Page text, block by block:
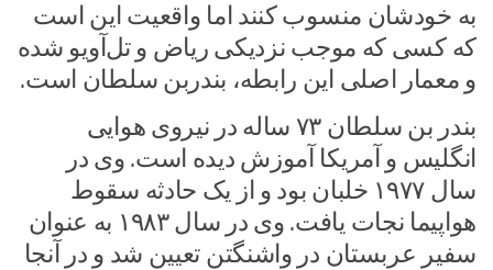
به خودشان منسوب کنند اما واقعیت این است
که کسی که موجب نزدیکی ریاض و تل‌آویو شده
و معمار اصلی این رابطه، بندربن سلطان است.
بندر بن سلطان ۷۳ ساله در نیروی هوایی
انگلیس و آمریکا آموزش دیده است. وی در
سال ۱۹۷۷ خلبان بود و از یک حادثه سقوط
هواپیما نجات یافت. وی در سال ۱۹۸۳ به عنوان
سفیر عربستان در واشنگتن تعیین شد و در آنجا